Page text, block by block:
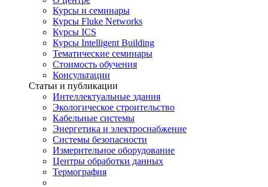
Курсы и семинары
Курсы Fluke Networks
Курсы ICS
Курсы Intelligent Building
Тематические семинары
Стоимость обучения
Консультации
Статьи и публикации
Интеллектуальные здания
Экологическое строительство
Кабельные системы
Энергетика и электроснабжение
Системы безопасности
Измерительное оборудование
Центры обработки данных
Термография